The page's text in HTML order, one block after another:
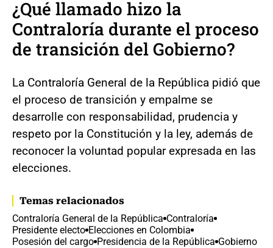
¿Qué llamado hizo la
Contraloría durante el proceso
de transición del Gobierno?
La Contraloría General de la República pidió que
el proceso de transición y empalme se
desarrolle con responsabilidad, prudencia y
respeto por la Constitución y la ley, además de
reconocer la voluntad popular expresada en las
elecciones.
Temas relacionados
Contraloría General de la República Contraloría
Presidente electo Elecciones en Colombia
Posesión del cargo Presidencia de la República Gobierno